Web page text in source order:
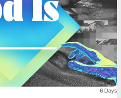
6 Days